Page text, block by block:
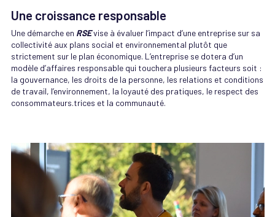
Une croissance responsable
Une démarche en RSEvise à évaluer l’impact d’une entreprise sur sa
collectivité aux plans social et environnemental plutôt que
strictement sur le plan économique. L’entreprise se dotera d’un
modèle d’affaires responsable qui touchera plusieurs facteurs soit :
la gouvernance, les droits de la personne, les relations et conditions
de travail, l’environnement, la loyauté des pratiques, le respect des
consommateurs.trices et la communauté.